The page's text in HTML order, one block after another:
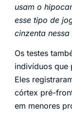
usam o
esse tipo de
cinzenta
Os testes
indivíduos que
Eles
córtex pré-
em menores